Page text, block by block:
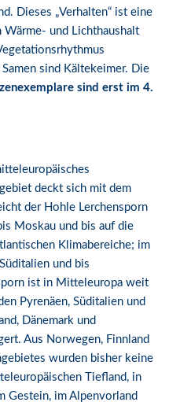
Dieses „Verhalten“ ist eine
Wärme- und Lichthaushalt
sind Kältekeimer. Die
sind erst im 4.
deckt sich mit dem
der Hohle Lerchensporn
Moskau und bis auf die
Klimabereiche; im
und bis
ist in Mitteleuropa weit
Pyrenäen, Süditalien und
Dänemark und
Aus Norwegen, Finnland
wurden bisher keine
Tiefland, in
Gestein, im Alpenvorland